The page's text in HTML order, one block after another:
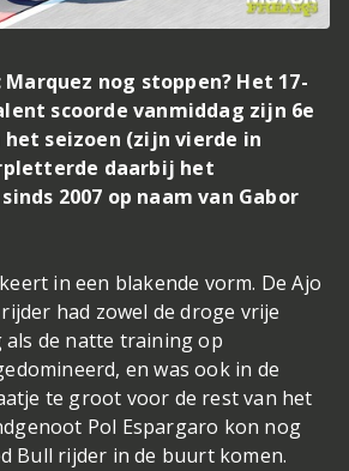
nog stoppen? Het 17-
scoorde vanmiddag zijn 6e
seizoen (zijn vierde in
daarbij het
2007 op naam van Gabor
in een blakende vorm. De Ajo
had zowel de droge vrije
de natte training op
en was ook in de
te groot voor de rest van het
Pol Espargaro kon nog
Bull rijder in de buurt komen.